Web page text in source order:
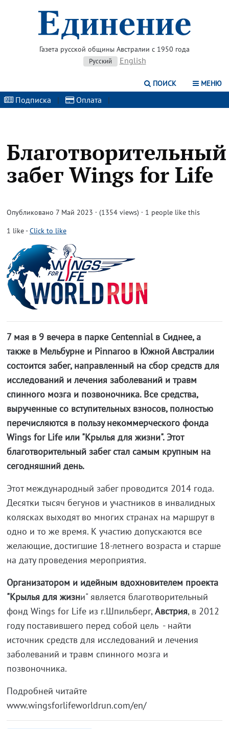
Газета русской общины Австралии с 1950 года
Русский English
ПОИСК МЕНЮ
Подписка | Оплата |
Благотворительный
забег Wings for Life
Опубликовано 7 Май 2023 · (1354 views) · 1 people like this
1 like-Click to like
7 мая в 9 вечера в парке Centennial в Сиднее, а
также в Мельбурне и Pinnaroo в Южной Австралии
состоится забег, направленный на сбор средств для
исследований и лечения заболеваний и травм
спинного мозга и позвоночника. Все средства,
вырученные со вступительных взносов, полностью
перечисляются в пользу некоммерческого фонда
Wings for Life или "Крылья для жизни". Этот
благотворительный забег стал самым крупным на
сегодняшний день.
Этот международный забег проводится 2014 года.
Десятки тысяч бегунов и участников в инвалидных
колясках выходят во многих странах на маршрут в
одно и то же время. К участию допускаются все
желающие, достигшие 18-летнего возраста и старше
на дату проведения мероприятия.
Организатором и идейным вдохновителем проекта
"Крылья для жизни" является благотворительный
фонд Wings for Life из г.Шпильберг,Австрия, в 2012
году поставившего перед собой цель - найти
источник средств для исследований и лечения
заболеваний и травм спинного мозга и
позвоночника.
Подробней читайте
www.wingsforlifeworldrun.com/en/